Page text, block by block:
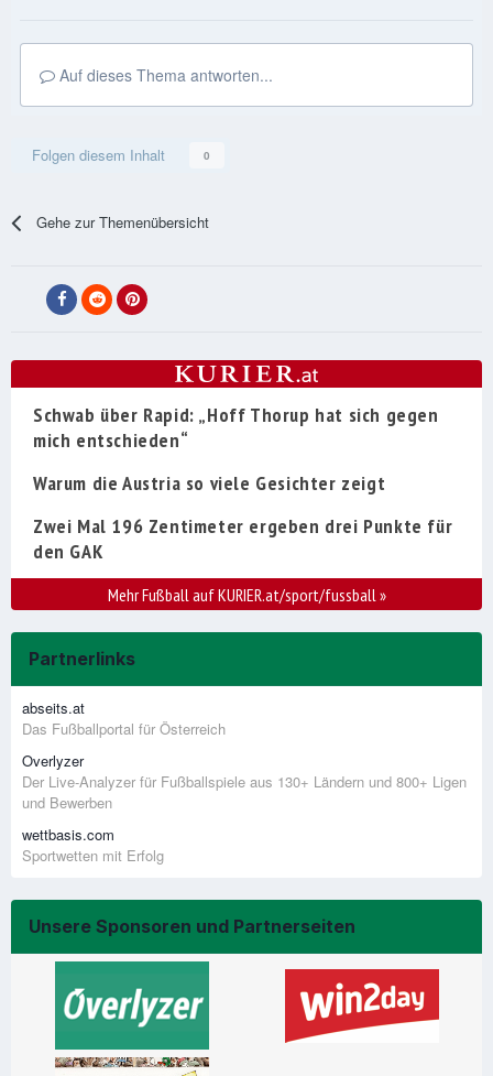
Auf dieses Thema antworten...
Folgen diesem Inhalt 0
Gehe zur Themenübersicht
Schwab über Rapid: „Hoff Thorup hat sich gegen
mich entschieden“
Warum die Austria so viele Gesichter zeigt
Zwei Mal 196 Zentimeter ergeben drei Punkte für
den GAK
Mehr Fußball auf KURIER.at/sport/fussball»
Partnerlinks
abseits.at
Das Fußballportal für Österreich
Overlyzer
Der Live-Analyzer für Fußballspiele aus 130+ Ländern und 800+ Ligen
und Bewerben
wettbasis.com
Sportwetten mit Erfolg
Unsere Sponsoren und Partnerseiten